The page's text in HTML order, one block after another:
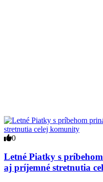
0
Letné Piatky s
aj príjemné stretnutia